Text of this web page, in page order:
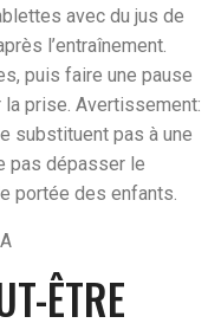
avec du jus de
l’entraînement.
puis faire une pause
prise. Avertissement:
substituent pas à une
pas dépasser le
portée des enfants.
ÊTRE